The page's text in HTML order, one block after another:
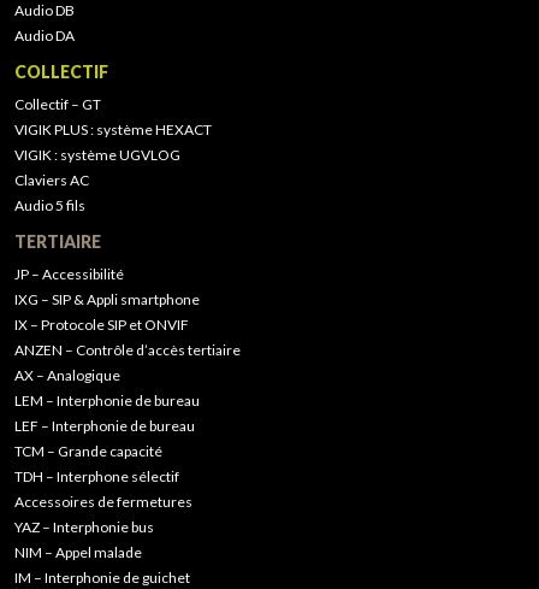
Audio DB
Audio DA
COLLECTIF
Collectif – GT
VIGIK PLUS : système HEXACT
VIGIK : système UGVLOG
Claviers AC
Audio 5 fils
TERTIAIRE
JP – Accessibilité
IXG – SIP & Appli smartphone
IX – Protocole SIP et ONVIF
ANZEN – Contrôle d’accès tertiaire
AX – Analogique
LEM – Interphonie de bureau
LEF – Interphonie de bureau
TCM – Grande capacité
TDH – Interphone sélectif
Accessoires de fermetures
YAZ – Interphonie bus
NIM – Appel malade
IM – Interphonie de guichet